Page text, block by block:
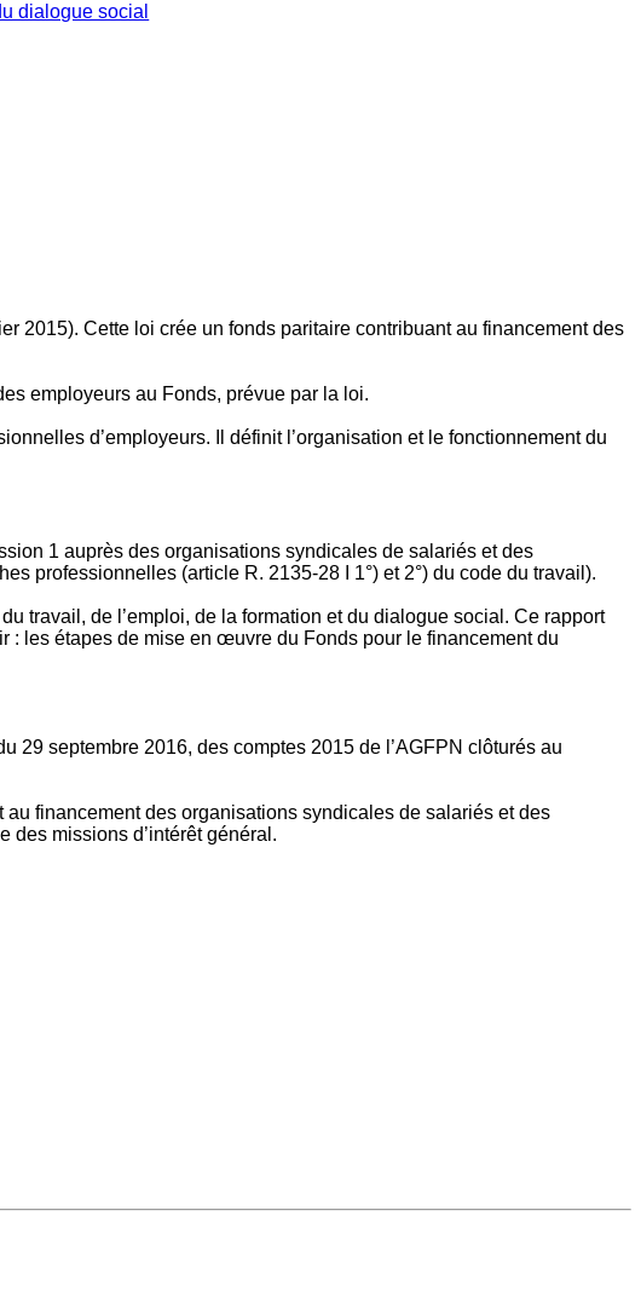
dialogue social
2015). Cette loi crée un fonds paritaire contribuant au financement des
employeurs au Fonds, prévue par la loi.
d’employeurs. Il définit l’organisation et le fonctionnement du
1 auprès des organisations syndicales de salariés et des
professionnelles (article R. 2135‐28 I 1°) et 2°) du code du travail).
travail, de l’emploi, de la formation et du dialogue social. Ce rapport
: les étapes de mise en œuvre du Fonds pour le financement du
29 septembre 2016, des comptes 2015 de l’AGFPN clôturés au
financement des organisations syndicales de salariés et des
des missions d’intérêt général.